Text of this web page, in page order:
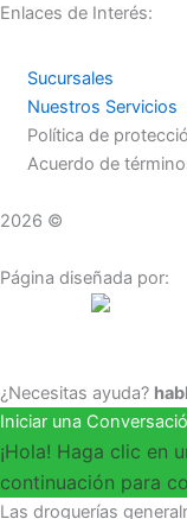
Enlaces de Interés:
Sucursales
Nuestros Servicios
Política de
Acuerdo de
2026 ©
Página diseñada por:
¿Necesitas ayuda?
Iniciar una
¡Hola! Haga clic en
continuación para
Las droguerías